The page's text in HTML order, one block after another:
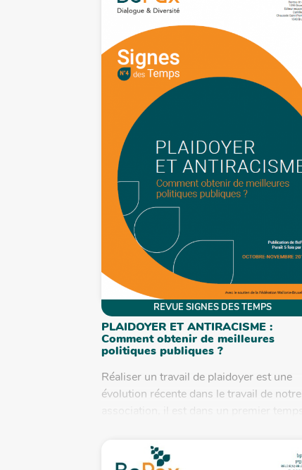
REVUE SIGNES DES TEMPS
PLAIDOYER ET ANTIRACISME :
Comment obtenir de meilleures
politiques publiques ?
Réaliser un travail de plaidoyer est une
évolution récente dans le travail de notre